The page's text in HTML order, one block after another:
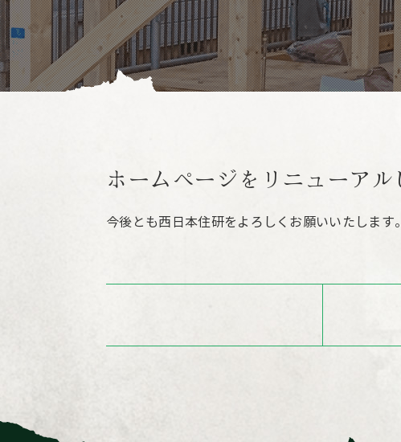
ホームページをリニューアル
今後とも西日本住研をよろしくお願いいたします。